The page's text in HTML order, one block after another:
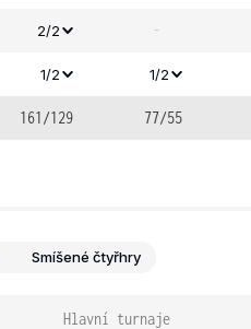
2/2 -
1/2 1/2
161/129 77/55
Smíšené čtyřhry
Hlavní turnaje